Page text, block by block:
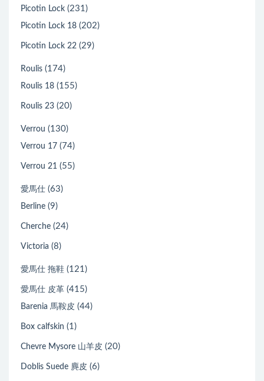
Picotin Lock (231)
Picotin Lock 18 (202)
Picotin Lock 22 (29)
Roulis (174)
Roulis 18 (155)
Roulis 23 (20)
Verrou (130)
Verrou 17 (74)
Verrou 21 (55)
愛馬仕 (63)
Berline (9)
Cherche (24)
Victoria (8)
愛馬仕 拖鞋 (121)
愛馬仕 皮革 (415)
Barenia 馬鞍皮 (44)
Box calfskin (1)
Chevre Mysore 山羊皮 (20)
Doblis Suede 麂皮 (6)